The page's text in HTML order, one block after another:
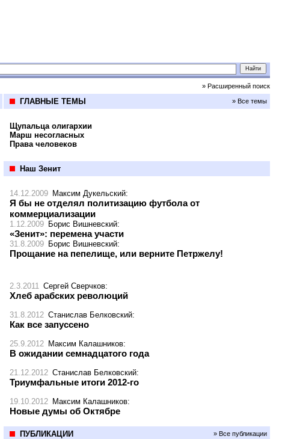
» Расширенный поиск
ГЛАВНЫЕ ТЕМЫ » Все темы
Щупальца олигархии
Марш несогласных
Права человеков
Наш Зенит
14.12.2009 Максим Дукельский:
Я бы не отделял политизацию футбола от
коммерциализации
1.12.2009 Борис Вишневский:
«Зенит»: перемена участи
31.8.2009 Борис Вишневский:
Прощание на пепелище, или верните Петржелу!
2.3.2011 Сергей Сверчков:
Хлеб арабских революций
31.8.2012 Станислав Белковский:
Как все запуссено
25.9.2012 Максим Калашников:
В ожидании семнадцатого года
21.12.2012 Станислав Белковский:
Триумфальные итоги 2012-го
19.10.2012 Максим Калашников:
Новые думы об Октябре
ПУБЛИКАЦИИ » Все публикации